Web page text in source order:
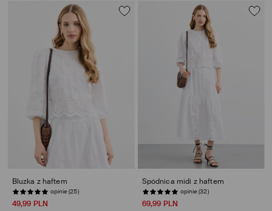
Bluzka z haftem
opinie (25)
49,99 PLN
Spódnica midi z haftem
opinie (32)
69,99 PLN